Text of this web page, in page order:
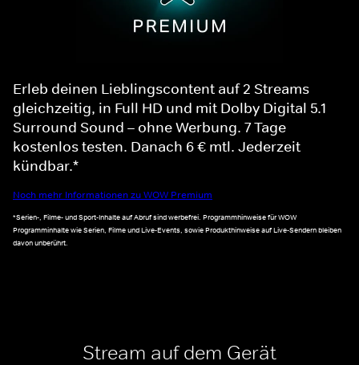
Erleb deinen Lieblingscontent auf 2 Streams
gleichzeitig, in Full HD und mit Dolby Digital 5.1
Surround Sound – ohne Werbung. 7 Tage
kostenlos testen. Danach 6 € mtl. Jederzeit
kündbar.*
Noch mehr Informationen zu WOW Premium
*Serien-, Filme- und Sport-Inhalte auf Abruf sind werbefrei. Programmhinweise für WOW
Programminhalte wie Serien, Filme und Live-Events, sowie Produkthinweise auf Live-Sendern bleiben
davon unberührt.
Stream auf dem Gerät